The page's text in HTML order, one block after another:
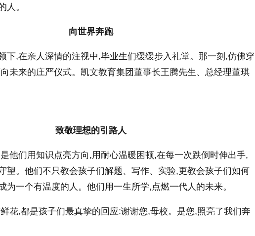
人。
向世界奔跑
下,在亲人深情的注视中,毕业生们缓缓步入礼堂。那一刻,仿佛穿
未来的庄严仪式。凯文教育集团董事长王腾先生、总经理董琪
致敬理想的引路人
他们用知识点亮方向,用耐心温暖困顿,在每一次跌倒时伸出手,
望。他们不只教会孩子们解题、写作、实验,更教会孩子们如何
为一个有温度的人。他们用一生所学,点燃一代人的未来。
花,都是孩子们最真挚的回应:谢谢您,母校。是您,照亮了我们奔